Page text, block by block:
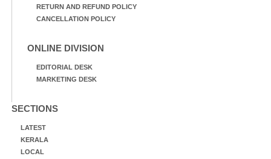
RETURN AND REFUND POLICY
CANCELLATION POLICY
ONLINE DIVISION
EDITORIAL DESK
MARKETING DESK
SECTIONS
LATEST
KERALA
LOCAL